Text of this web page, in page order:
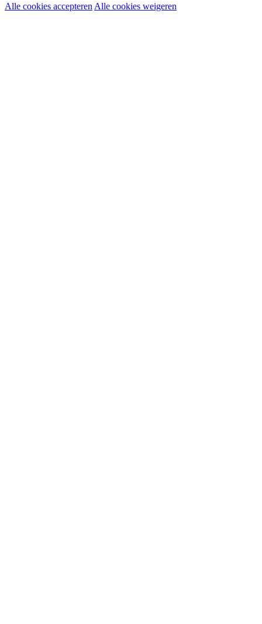
Noodzakelijke cookies:
Alle cookies accepteren Alle cookies weigeren